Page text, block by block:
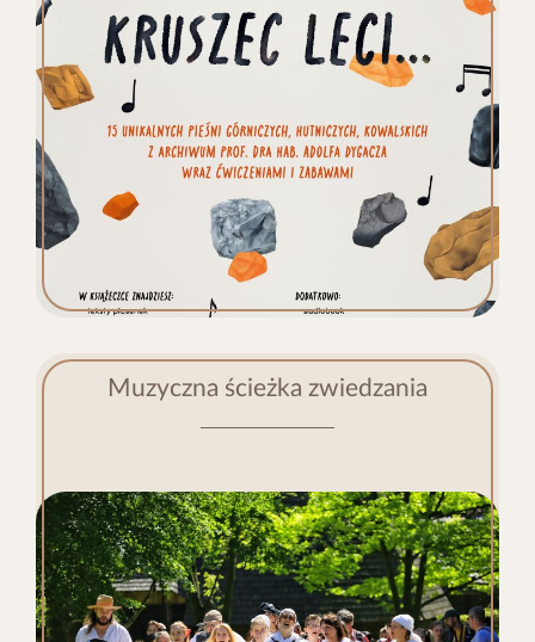
Muzyczna ścieżka zwiedzania